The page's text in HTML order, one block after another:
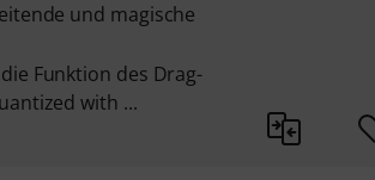
und magische
Funktion des Drag-
with ...